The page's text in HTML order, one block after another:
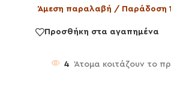
Άμεση παραλαβή / Παράδοση
Προσθήκη στα αγαπημένα
4 Άτομα κοιτάζουν το